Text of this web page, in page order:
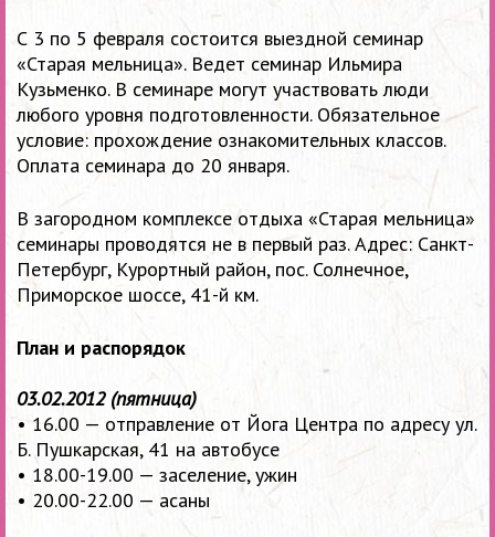
С 3 по 5 февраля состоится выездной семинар
«Старая мельница». Ведет семинар Ильмира
Кузьменко. В семинаре могут участвовать люди
любого уровня подготовленности. Обязательное
условие: прохождение ознакомительных классов.
Оплата семинара до 20 января.
В загородном комплексе отдыха «Старая мельница»
семинары проводятся не в первый раз. Адрес: Санкт-
Петербург, Курортный район, пос. Солнечное,
Приморское шоссе, 41-й км.
План и распорядок
03.02.2012 (пятница)
• 16.00 — отправление от Йога Центра по адресу ул.
Б. Пушкарская, 41 на автобусе
• 18.00-19.00 — заселение, ужин
• 20.00-22.00 — асаны